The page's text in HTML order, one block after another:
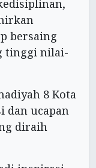
bersaing
tinggi nilai-
8 Kota
dan ucapan
diraih